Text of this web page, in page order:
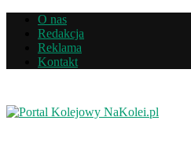
O nas
Redakcja
Reklama
Kontakt